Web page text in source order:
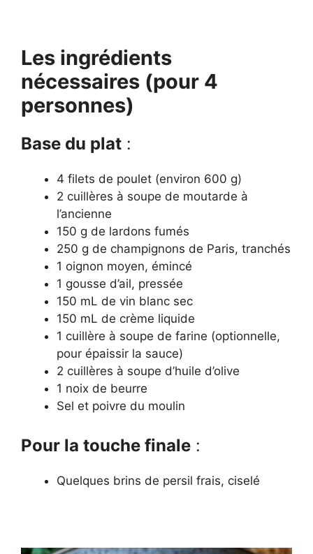
Les ingrédients
nécessaires (pour 4
personnes)
Base du plat :
4 filets de poulet (environ 600 g)
2 cuillères à soupe de moutarde à
l’ancienne
150 g de lardons fumés
250 g de champignons de Paris, tranchés
1 oignon moyen, émincé
1 gousse d’ail, pressée
150 mL de vin blanc sec
150 mL de crème liquide
1 cuillère à soupe de farine (optionnelle,
pour épaissir la sauce)
2 cuillères à soupe d’huile d’olive
1 noix de beurre
Sel et poivre du moulin
Pour la touche finale :
Quelques brins de persil frais, ciselé